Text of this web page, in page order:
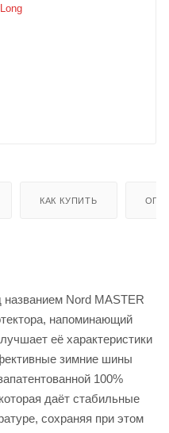
КАК КУПИТЬ
Nord MASTER
напоминающий
её характеристики
зимние шины
100%
даёт стабильные
сохраняя при этом